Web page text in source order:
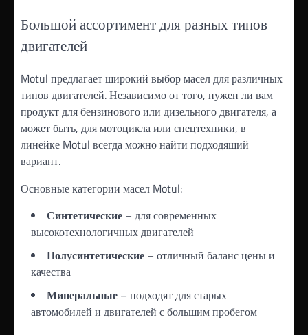
Большой ассортимент для разных типов
двигателей
Motul предлагает широкий выбор масел для различных
типов двигателей. Независимо от того, нужен ли вам
продукт для бензинового или дизельного двигателя, а
может быть, для мотоцикла или спецтехники, в
линейке Motul всегда можно найти подходящий
вариант.
Основные категории масел Motul:
Синтетические – для современных
высокотехнологичных двигателей
Полусинтетические – отличный баланс цены и
качества
Минеральные – подходят для старых
автомобилей и двигателей с большим пробегом